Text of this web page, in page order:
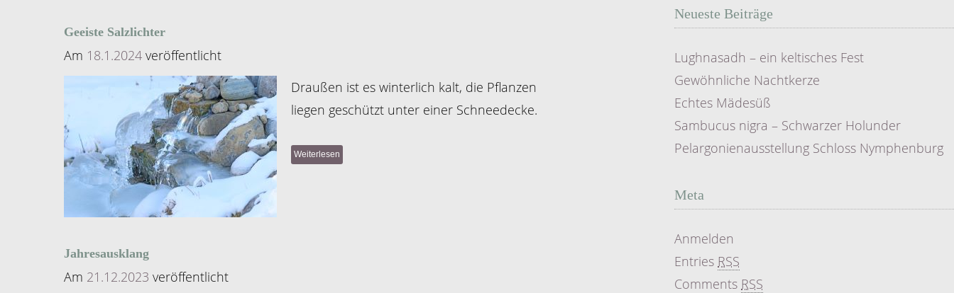
Geeiste Salzlichter
Am 18.1.2024 veröffentlicht
Draußen ist es winterlich kalt, die Pflanzen
liegen geschützt unter einer Schneedecke.
Weiterlesen
Jahresausklang
Am 21.12.2023 veröffentlicht
Neueste Beiträge
Lughnasadh – ein keltisches Fest
Gewöhnliche Nachtkerze
Echtes Mädesüß
Sambucus nigra – Schwarzer Holunder
Pelargonienausstellung Schloss Nymphenburg
Meta
Anmelden
Entries RSS
Comments RSS